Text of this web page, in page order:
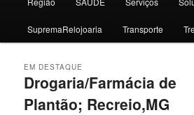
SupremaRelojoaria Transporte
Drogaria/Farmácia de
Plantão; Recreio,MG
EM DESTAQUE